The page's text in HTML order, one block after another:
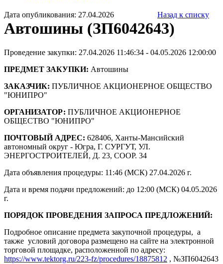
Дата опубликования: 27.04.2026 Назад к списку
Автошины (ЗП6042643)
Проведение закупки: 27.04.2026 11:46:34 - 04.05.2026 12:00:00
ПРЕДМЕТ ЗАКУПКИ: Автошины
ЗАКАЗЧИК: ПУБЛИЧНОЕ АКЦИОНЕРНОЕ ОБЩЕСТВО
"ЮНИПРО"
ОРГАНИЗАТОР: ПУБЛИЧНОЕ АКЦИОНЕРНОЕ
ОБЩЕСТВО "ЮНИПРО"
ПОЧТОВЫЙ АДРЕС: 628406, Ханты-Мансийский
автономный округ - Югра, Г. СУРГУТ, УЛ.
ЭНЕРГОСТРОИТЕЛЕЙ, Д. 23, СООР. 34
Дата объявления процедуры: 11:46 (МСК) 27.04.2026 г.
Дата и время подачи предложений: до 12:00 (МСК) 04.05.2026
г.
ПОРЯДОК ПРОВЕДЕНИЯ ЗАПРОСА ПРЕДЛОЖЕНИЙ:
Подробное описание предмета закупочной процедуры, а
также условий договора размещено на сайте на электронной
торговой площадке, расположенной по адресу:
https://www.tektorg.ru/223-fz/procedures/18875812 , №ЗП6042643